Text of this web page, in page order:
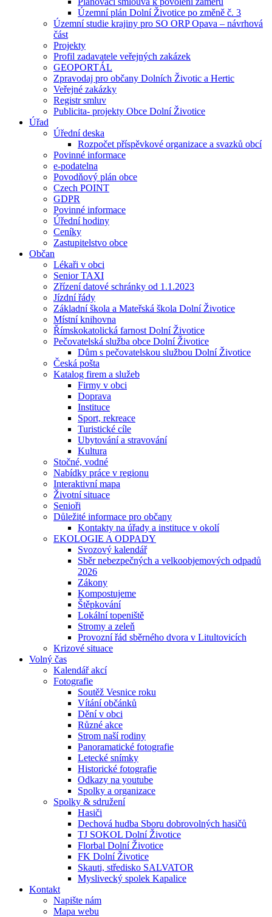
Územní plán Dolní Životice po změně č. 3
Územní studie krajiny pro SO ORP Opava – návrhová
část
Projekty
Profil zadavatele veřejných zakázek
GEOPORTÁL
Zpravodaj pro občany Dolních Životic a Hertic
Veřejné zakázky
Registr smluv
Publicita- projekty Obce Dolní Životice
Úřad
Úřední deska
Rozpočet příspěvkové organizace a svazků obcí
Povinné informace
e-podatelna
Povodňový plán obce
Czech POINT
GDPR
Povinné informace
Úřední hodiny
Ceníky
Zastupitelstvo obce
Občan
Lékaři v obci
Senior TAXI
Zřízení datové schránky od 1.1.2023
Jízdní řády
Základní škola a Mateřská škola Dolní Životice
Místní knihovna
Římskokatolická farnost Dolní Životice
Pečovatelská služba obce Dolní Životice
Dům s pečovatelskou službou Dolní Životice
Česká pošta
Katalog firem a služeb
Firmy v obci
Doprava
Instituce
Sport, rekreace
Turistické cíle
Ubytování a stravování
Kultura
Stočné, vodné
Nabídky práce v regionu
Interaktivní mapa
Životní situace
Senioři
Důležité informace pro občany
Kontakty na úřady a instituce v okolí
EKOLOGIE A ODPADY
Svozový kalendář
Sběr nebezpečných a velkoobjemových odpadů
2026
Zákony
Kompostujeme
Štěpkování
Lokální topeniště
Stromy a zeleň
Provozní řád sběrného dvora v Litultovicích
Krizové situace
Volný čas
Kalendář akcí
Fotografie
Soutěž Vesnice roku
Vítání občánků
Dění v obci
Různé akce
Strom naší rodiny
Panoramatické fotografie
Letecké snímky
Historické fotografie
Odkazy na youtube
Spolky a organizace
Spolky & sdružení
Hasiči
Dechová hudba Sboru dobrovolných hasičů
TJ SOKOL Dolní Životice
Florbal Dolní Životice
FK Dolní Životice
Skauti, středisko SALVATOR
Myslivecký spolek Kapalice
Kontakt
Napište nám
Mapa webu